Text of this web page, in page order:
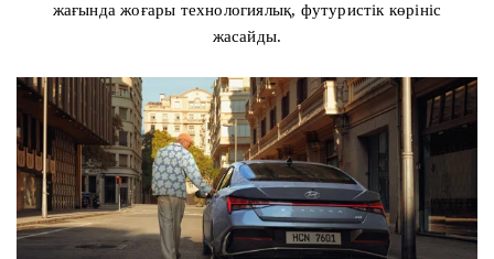
жағында жоғары технологиялық, футуристік көрініс
жасайды.